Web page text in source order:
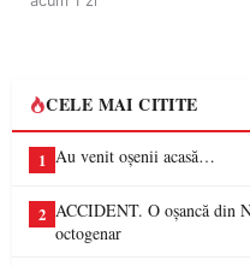
CELE MAI CITITE
1 Au venit oșenii acasă…
2 ACCIDENT. O oșancă din
octogenar